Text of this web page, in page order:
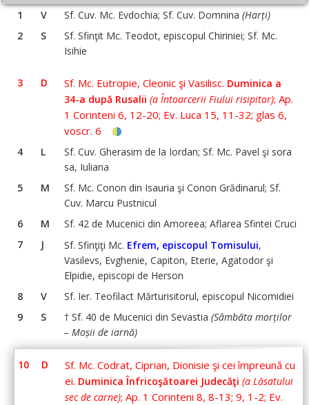
1 V Sf. Cuv. Mc. Evdochia; Sf. Cuv. Domnina (Harți)
2
S
Sf. Sfinţit Mc. Teodot, episcopul Chiriniei; Sf. Mc.
Isihie
3 D Sf. Mc. Eutropie, Cleonic şi Vasilisc. Duminica a
34-a după Rusalii (a Întoarcerii Fiului risipitor); Ap.
1 Corinteni 6, 12-20; Ev. Luca 15, 11-32; glas 6,
voscr. 6
4 L
Sf. Cuv. Gherasim de la Iordan; Sf. Mc. Pavel şi sora
sa, Iuliana
5
M
Sf. Mc. Conon din Isauria şi Conon Grădinarul; Sf.
Cuv. Marcu Pustnicul
6
M
Sf. 42 de Mucenici din Amoreea; Aflarea Sfintei Cruci
7
J Sf. Sfinţiţi Mc. Efrem, episcopul Tomisului,
Vasilevs, Evghenie, Capiton, Eterie, Agatodor şi
Elpidie, episcopi de Herson
8
V
Sf. Ier. Teofilact Mărturisitorul, episcopul Nicomidiei
9
S † Sf. 40 de Mucenici din Sevastia (Sâmbăta morților
– Moșii de iarnă)
10 D
Sf. Mc. Codrat, Ciprian, Dionisie şi cei împreună cu
ei. Duminica Înfricoşătoarei Judecăţi (a Lăsatului
sec de carne); Ap. 1 Corinteni 8, 8-13; 9, 1-2; Ev.